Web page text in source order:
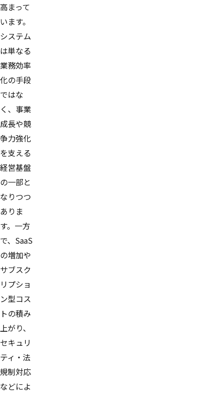
高まって
います。
システム
は単なる
業務効率
化の手段
ではな
く、事業
成長や競
争力強化
を支える
経営基盤
の一部と
なりつつ
ありま
す。一方
で、SaaS
の増加や
サブスク
リプショ
ン型コス
トの積み
上がり、
セキュリ
ティ・法
規制対応
などによ